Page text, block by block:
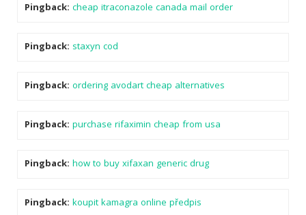
Pingback: cheap itraconazole canada mail order
Pingback: staxyn cod
Pingback: ordering avodart cheap alternatives
Pingback: purchase rifaximin cheap from usa
Pingback: how to buy xifaxan generic drug
Pingback: koupit kamagra online předpis